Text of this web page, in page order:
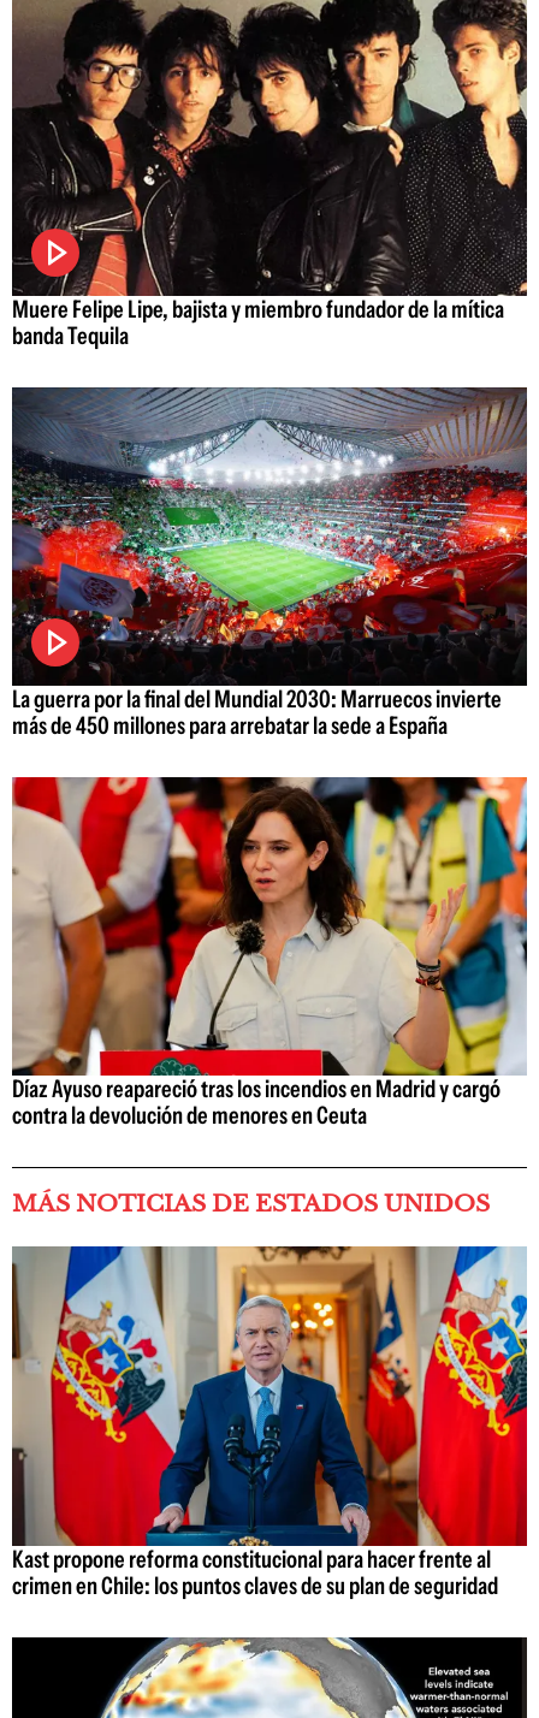
Muere Felipe Lipe, bajista y miembro fundador de la mítica
banda Tequila
La guerra por la final del Mundial 2030: Marruecos invierte
más de 450 millones para arrebatar la sede a España
Díaz Ayuso reapareció tras los incendios en Madrid y cargó
contra la devolución de menores en Ceuta
MÁS NOTICIAS DE ESTADOS UNIDOS
Kast propone reforma constitucional para hacer frente al
crimen en Chile: los puntos claves de su plan de seguridad